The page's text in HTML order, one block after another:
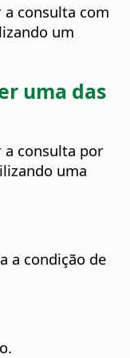
consulta com
um
uma das
a consulta por
uma
a condição de